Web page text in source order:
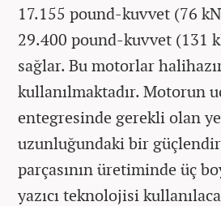
17.155 pound-kuvvet (76
29.400 pound-kuvvet (131
sağlar. Bu motorlar
kullanılmaktadır. Motorun
entegresinde gerekli olan
uzunluğundaki bir
parçasının üretiminde üç
yazıcı teknolojisi